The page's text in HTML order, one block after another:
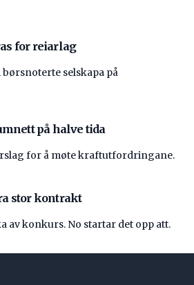
for reiarlag
selskapa på
på halve tida
for å møte kraftutfordringane.
stor kontrakt
av konkurs. No startar det opp att.